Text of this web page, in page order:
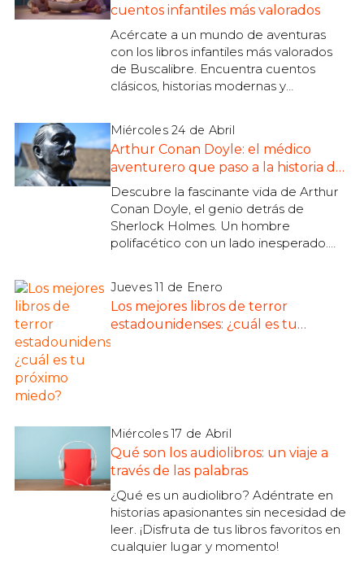
cuentos infantiles más valorados
Acércate a un mundo de aventuras
con los libros infantiles más valorados
de Buscalibre. Encuentra cuentos
clásicos, historias modernas y
Miércoles 24 de Abril
Arthur Conan Doyle: el médico
aventurero que paso a la historia de
la literatura
Descubre la fascinante vida de Arthur
Conan Doyle, el genio detrás de
Sherlock Holmes. Un hombre
polifacético con un lado inesperado.
Jueves 11 de Enero
Los mejores libros de terror
estadounidenses: ¿cuál es tu
próximo miedo?
Miércoles 17 de Abril
Qué son los audiolibros: un viaje a
través de las palabras
¿Qué es un audiolibro? Adéntrate en
historias apasionantes sin necesidad de
leer. ¡Disfruta de tus libros favoritos en
cualquier lugar y momento!